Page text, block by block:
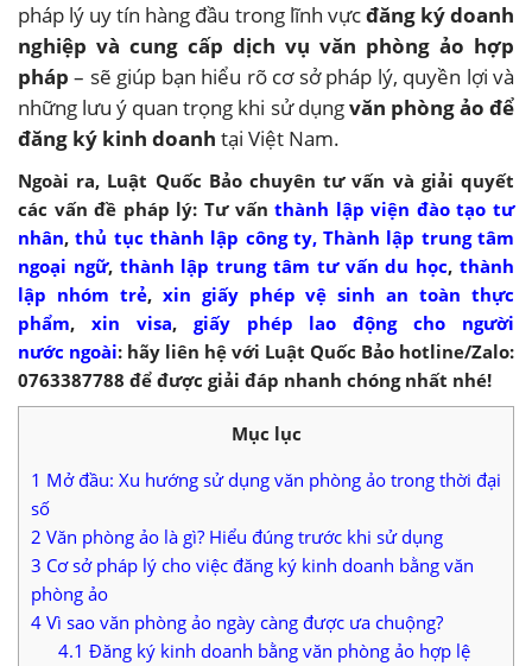
pháp lý uy tín hàng đầu trong lĩnh vựcđăng ký doanh
nghiệp và cung cấp dịch vụ văn phòng ảo hợp
pháp – sẽ giúp bạn hiểu rõ cơ sở pháp lý, quyền lợi và
những lưu ý quan trọng khi sử dụngvăn phòng ảo để
đăng ký kinh doanh tại Việt Nam.
Ngoài ra, Luật Quốc Bảo chuyên tư vấn và giải quyết
các vấn đề pháp lý: Tư vấnthành lập viện đào tạo tư
nhân,thủ tục thành lập công ty, Thành lập trung tâm
ngoại ngữ, thành lập trung tâm tư vấn du học,thành
lập nhóm trẻ, xin giấy phép vệ sinh an toàn thực
phẩm, xin visa, giấy phép lao động cho người
nước ngoài: hãy liên hệ với Luật Quốc Bảo hotline/Zalo:
0763387788 để được giải đáp nhanh chóng nhất nhé!
Mục lục
1 Mở đầu: Xu hướng sử dụng văn phòng ảo trong thời đại
số
2 Văn phòng ảo là gì? Hiểu đúng trước khi sử dụng
3 Cơ sở pháp lý cho việc đăng ký kinh doanh bằng văn
phòng ảo
4 Vì sao văn phòng ảo ngày càng được ưa chuộng?
4.1 Đăng ký kinh doanh bằng văn phòng ảo hợp lệ